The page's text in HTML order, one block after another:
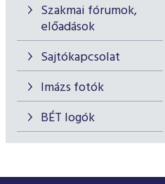
Szakmai fórumok,
előadások
Sajtókapcsolat
Imázs fotók
BÉT logók